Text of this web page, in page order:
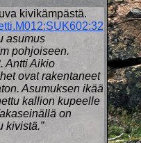
kivikämpästä.
asumus
pohjoiseen.
Antti Aikio
ovat rakentaneet
Asumuksen ikää
kallion kupeelle
on
kivistä.”